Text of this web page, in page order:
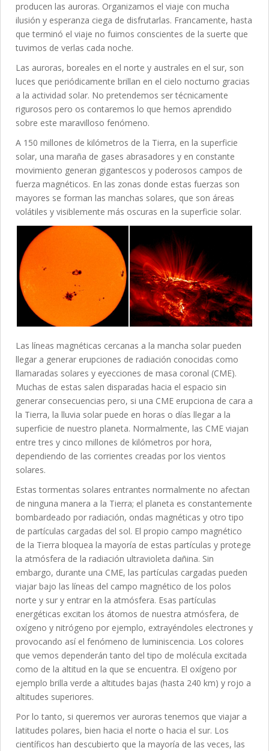
producen las auroras. Organizamos el viaje con mucha
ilusión y esperanza ciega de disfrutarlas. Francamente, hasta
que terminó el viaje no fuimos conscientes de la suerte que
tuvimos de verlas cada noche.
Las auroras, boreales en el norte y australes en el sur, son
luces que periódicamente brillan en el cielo nocturno gracias
a la actividad solar. No pretendemos ser técnicamente
rigurosos pero os contaremos lo que hemos aprendido
sobre este maravilloso fenómeno.
A 150 millones de kilómetros de la Tierra, en la superficie
solar, una maraña de gases abrasadores y en constante
movimiento generan gigantescos y poderosos campos de
fuerza magnéticos. En las zonas donde estas fuerzas son
mayores se forman las manchas solares, que son áreas
volátiles y visiblemente más oscuras en la superficie solar.
Las líneas magnéticas cercanas a la mancha solar pueden
llegar a generar erupciones de radiación conocidas como
llamaradas solares y eyecciones de masa coronal (CME).
Muchas de estas salen disparadas hacia el espacio sin
generar consecuencias pero, si una CME erupciona de cara a
la Tierra, la lluvia solar puede en horas o días llegar a la
superficie de nuestro planeta. Normalmente, las CME viajan
entre tres y cinco millones de kilómetros por hora,
dependiendo de las corrientes creadas por los vientos
solares.
Estas tormentas solares entrantes normalmente no afectan
de ninguna manera a la Tierra; el planeta es constantemente
bombardeado por radiación, ondas magnéticas y otro tipo
de partículas cargadas del sol. El propio campo magnético
de la Tierra bloquea la mayoría de estas partículas y protege
la atmósfera de la radiación ultravioleta dañina. Sin
embargo, durante una CME, las partículas cargadas pueden
viajar bajo las líneas del campo magnético de los polos
norte y sur y entrar en la atmósfera. Esas partículas
energéticas excitan los átomos de nuestra atmósfera, de
oxígeno y nitrógeno por ejemplo, extrayéndoles electrones y
provocando así el fenómeno de luminiscencia. Los colores
que vemos dependerán tanto del tipo de molécula excitada
como de la altitud en la que se encuentra. El oxígeno por
ejemplo brilla verde a altitudes bajas (hasta 240 km) y rojo a
altitudes superiores.
Por lo tanto, si queremos ver auroras tenemos que viajar a
latitudes polares, bien hacia el norte o hacia el sur. Los
científicos han descubierto que la mayoría de las veces, las